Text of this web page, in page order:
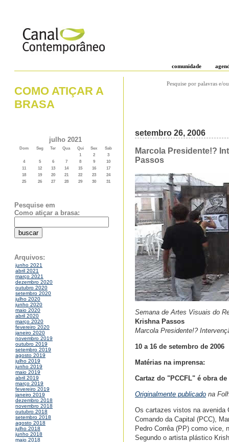
comunidade
COMO ATIÇAR A
BRASA
julho 2021
Dom Seg Ter Qua Qui Sex
Sab
1
2
3
4
5 6 7 8 9
10
11
12 13 14 15 16
17
18
19 20 21 22 23
24
25
26 27 28 29 30 31
Pesquise em
Como atiçar a brasa:
Arquivos:
junho 2021
abril 2021
março 2021
dezembro 2020
outubro 2020
setembro 2020
julho 2020
junho 2020
maio 2020
abril 2020
março 2020
fevereiro 2020
janeiro 2020
novembro 2019
outubro 2019
setembro 2019
agosto 2019
julho 2019
junho 2019
maio 2019
abril 2019
março 2019
fevereiro 2019
janeiro 2019
dezembro 2018
novembro 2018
outubro 2018
setembro 2018
agosto 2018
julho 2018
junho 2018
maio 2018
Pesquise por palavras e/
setembro 26, 2006
Marcola Presidente!?
Passos
Semana de Artes Visuais do
Krishna Passos
Marcola Presidente!?
10 a 16 de setembro de 2006
Matérias na imprensa:
Cartaz do "PCCFL" é obra
Originalmente publicado na
Os cartazes vistos na avenida
Comando da Capital (PCC),
Pedro Corrêa (PP) como vice,
Segundo o artista plástico